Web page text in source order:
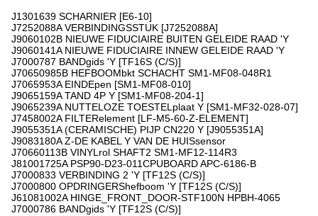
J1301639 SCHARNIER [E6-10]
J7252088A VERBINDINGSSTUK [J7252088A]
J9060102B NIEUWE FIDUCIAIRE BUITEN GELEIDE RAAD 'Y
J9060141A NIEUWE FIDUCIAIRE INNEW GELEIDE RAAD 'Y
J7000787 BANDgids 'Y [TF16S (C/S)]
J70650985B HEFBOOMbkt SCHACHT SM1-MF08-048R1
J7065953A EINDEpen [SM1-MF08-010]
J9065159A TAND 4P Y [SM1-MF08-204-1]
J9065239A NUTTELOZE TOESTELplaat Y [SM1-MF32-028-07]
J7458002A FILTERelement [LF-M5-60-Z-ELEMENT]
J9055351A (CERAMISCHE) PIJP CN220 Y [J9055351A]
J9083180A Z-DE KABEL Y VAN DE HUISsensor
J70660113B VINYLrol SHAFT2 SM1-MF12-114R3
J81001725A PSP90-D23-011CPUBOARD APC-6186-B
J7000833 VERBINDING 2 'Y [TF12S (C/S)]
J7000800 OPDRINGERShefboom 'Y [TF12S (C/S)]
J61081002A HINGE_FRONT_DOOR-STF100N HPBH-4065
J7000786 BANDgids 'Y [TF12S (C/S)]